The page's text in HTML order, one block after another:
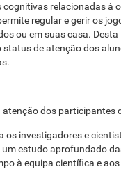
relacionadas à
regular e gerir os
ou em suas casa.
status de atenção dos
dos participantes
os investigadores e
estudo aprofundado
à equipa científica e